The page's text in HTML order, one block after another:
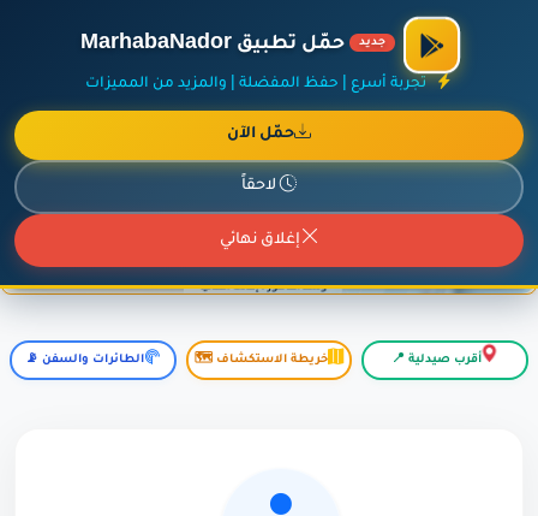
أضف نشاطك مجاناً
جديد حمّل تطبيق MarhabaNador
تجربة أسرع | حفظ المفضلة | والمزيد من المميزات
حمّل الآن
لاحقاً
إغلاق نهائي
إعلان ممول المزيد حول هذا الإعلان
أقرب صيدلية 📍 خريطة الاستكشاف 🗺️ الطائرات والسفن 📡